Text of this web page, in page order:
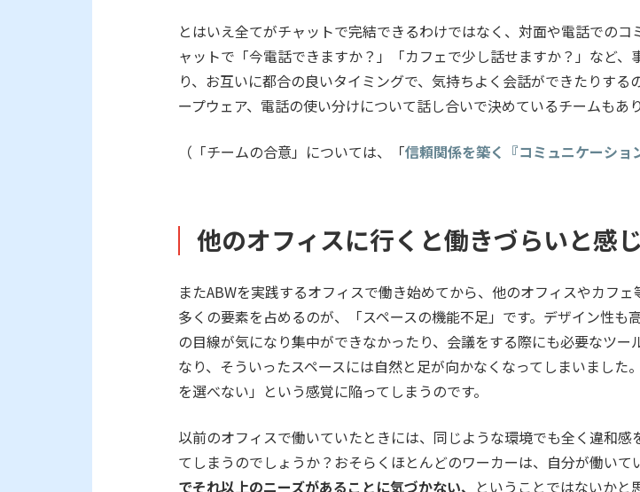
とはいえ全てがチャットで完結できるわけではなく、対面や電話での
ャットで「今電話できますか？」「カフェで少し話せますか？」など
り、お互いに都合の良いタイミングで、気持ちよく会話ができたりする
ープウェア、電話の使い分けについて話し合いで決めているチームもあり
（「チームの合意」については、「信頼関係を築く『コミュニケーショ
他のオフィスに行くと働きづらいと感
またABWを実践するオフィスで働き始めてから、他のオフィスやカフ
多くの要素を占めるのが、「スペースの機能不足」です。デザイン性
の目線が気になり集中ができなかったり、会議をする際にも必要なツ
なり、そういったスペースには自然と足が向かなくなってしまいまし
を選べない」という感覚に陥ってしまうのです。
以前のオフィスで働いていたときには、同じような環境でも全く違和
てしまうのでしょうか？おそらくほとんどのワーカーは、自分が働いて
でそれ以上のニーズがあることに気づかない、 ということではないかと